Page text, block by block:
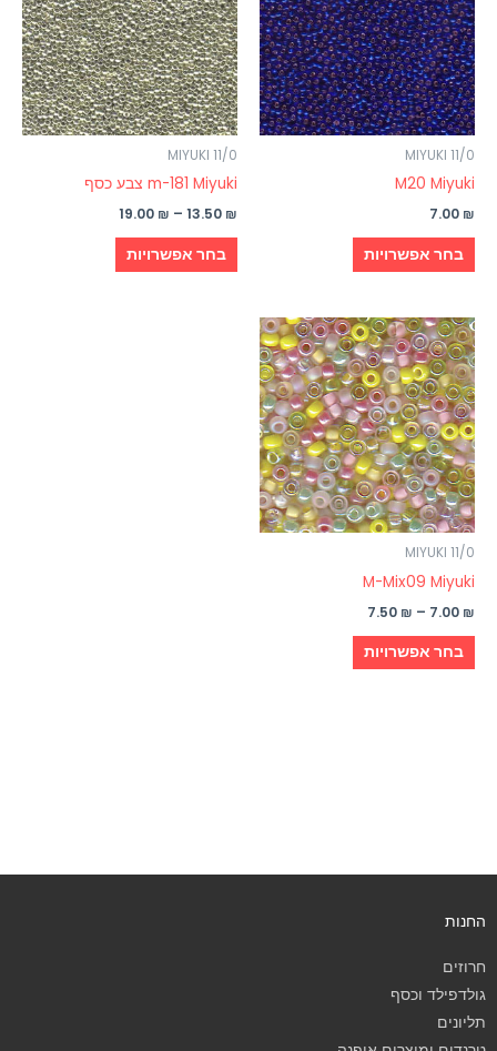
MIYUKI 11/0
M20 Miyuki
7.00 ₪
בחר אפשרויות
מספר
סוגים.
ניתן
לבחור
את
MIYUKI 11/0
m-181 Miyuki צבע כסף
13.50 ₪
–
19.00 ₪
בחר אפשרויות
מספר
סוגים.
ניתן
לבחור
את
בעמוד
MIYUKI 11/0
M-Mix09 Miyuki
7.00 ₪
–
7.50 ₪
טווח
מחירים:
עד
בחר אפשרויות
למוצר
זה
יש
מספר
סוגים.
ניתן
לבחור
את
החנות
חרוזים
גולדפילד וכסף
תליונים